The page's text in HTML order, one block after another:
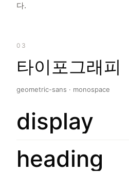
다.
03
타이포그래피
geometric-sans · monospace
display
heading